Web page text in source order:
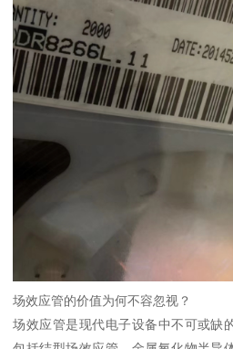
场效应管的价值为何不容忽视？
场效应管是现代电子设备中不可或缺